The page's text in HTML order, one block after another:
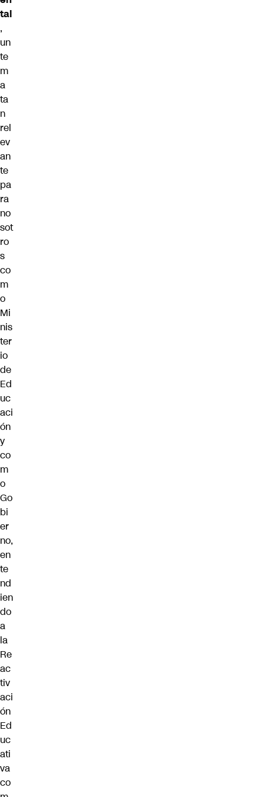
tal
,
un
te
m
a
ta
n
rel
ev
an
te
pa
ra
no
sot
ro
s
co
m
o
Mi
nis
ter
io
de
Ed
uc
aci
ón
y
co
m
o
Go
bi
er
no,
en
te
nd
ien
do
a
la
Re
ac
tiv
aci
ón
Ed
uc
ati
va
co